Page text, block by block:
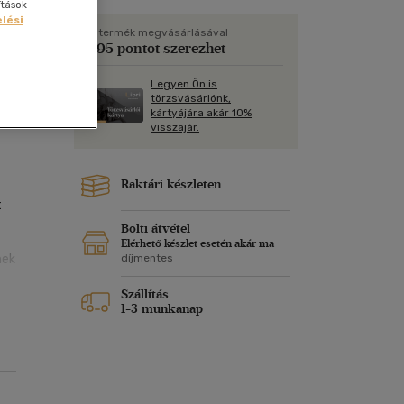
Képeslap
Papír, írószer
Vallás, mitológia
A termék megvásárlásával
495 pontot szerezhet
Legyen Ön is
törzsvásárlónk,
kártyájára akár 10%
visszajár.
Raktári készleten
Bolti átvétel
Elérhető készlet esetén akár ma
díjmentes
Szállítás
1-3 munkanap